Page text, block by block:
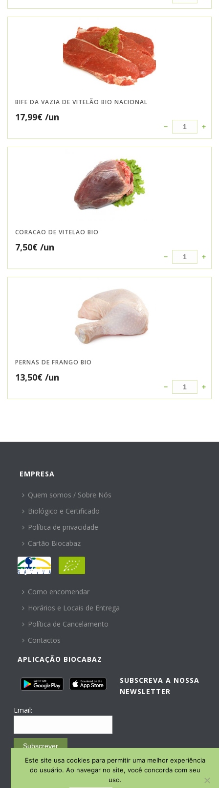
BIFE DA VAZIA DE VITELÃO BIO NACIONAL
17,99€ /un
CORACAO DE VITELAO BIO
7,50€ /un
PERNAS DE FRANGO BIO
13,50€ /un
EMPRESA
Quem somos / Sobre Nós
Biológico e Certificado
Política de privacidade
Cartão Biocabaz
AJUDA
Como encomendar
Horários e Locais de Entrega
Política de Cancelamento
Contactos
APLICAÇÃO BIOCABAZ
SUBSCREVA A NOSSA
NEWSLETTER
Email:
Subscrever
Email Marketing by E-goi
Este site usa cookies para permitir uma melhor experiência
do usuário. Ao navegar no site, você concorda com seu
uso.